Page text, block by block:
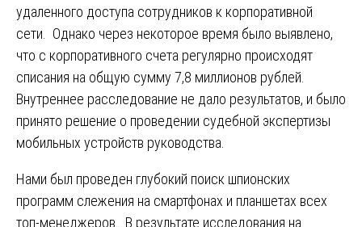
удаленного доступа сотрудников к корпоративной
сети. Однако через некоторое время было выявлено,
что с корпоративного счета регулярно происходят
списания на общую сумму 7,8 миллионов рублей.
Внутреннее расследование не дало результатов, и было
принято решение о проведении судебной экспертизы
мобильных устройств руководства.
Нами был проведен глубокий поиск шпионских
программ слежения на смартфонах и планшетах всех
топ-менеджеров. В результате исследования на